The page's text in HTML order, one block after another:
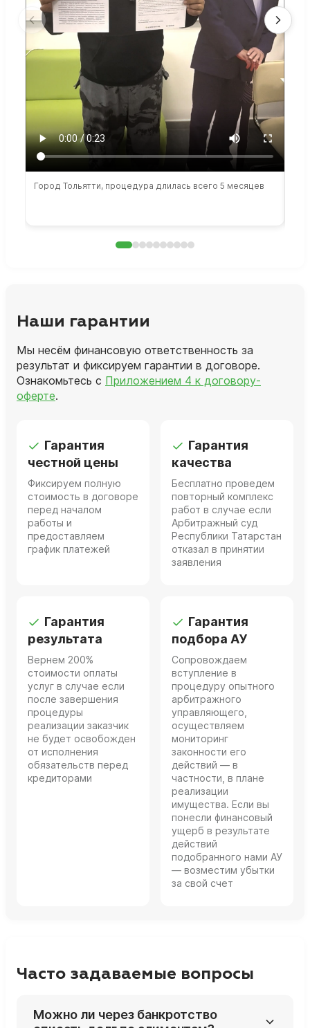
Город Тольятти, процедура длилась всего 5 месяцев
Наши гарантии
Мы несём финансовую ответственность за
результат и фиксируем гарантии в договоре.
Ознакомьтесь с Приложением 4 к договору-
оферте.
Гарантия
честной цены
Фиксируем полную
стоимость в договоре
перед началом
работы и
предоставляем
график платежей
Гарантия
качества
Бесплатно проведем
повторный комплекс
работ в случае если
Арбитражный суд
Республики Татарстан
отказал в принятии
заявления
Гарантия
результата
Вернем 200%
стоимости оплаты
услуг в случае если
после завершения
процедуры
реализации заказчик
не будет освобожден
от исполнения
обязательств перед
кредиторами
Гарантия
подбора АУ
Сопровождаем
вступление в
процедуру опытного
арбитражного
управляющего,
осуществляем
мониторинг
законности его
действий — в
частности, в плане
реализации
имущества. Если вы
понесли финансовый
ущерб в результате
действий
подобранного нами АУ
— возместим убытки
за свой счет
Часто задаваемые вопросы
Можно ли через банкротство